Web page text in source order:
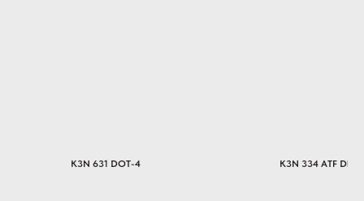
K3N 631 DOT-4 K3N 334 ATF DIII